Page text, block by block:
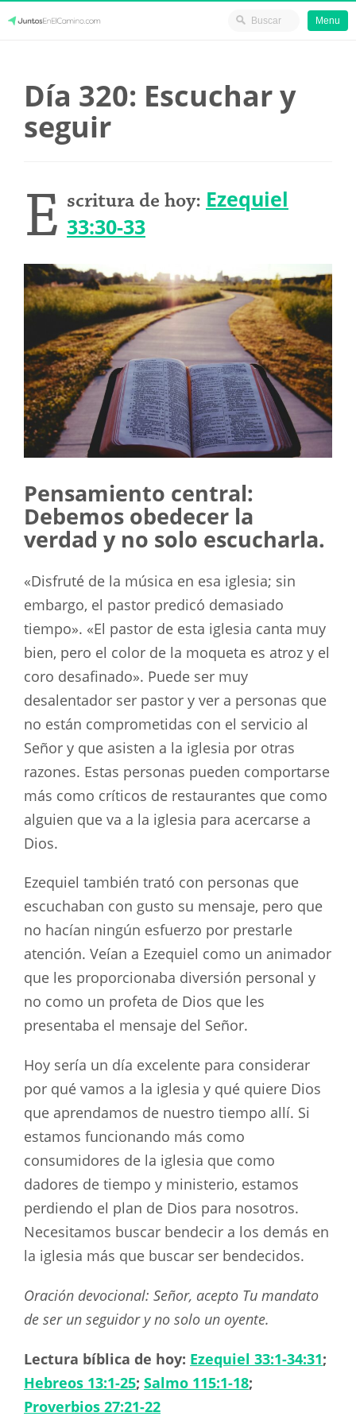
content
Menu
Día 320: Escuchar y
seguir
E scritura de hoy: Ezequiel
33:30-33
Pensamiento central:
Debemos obedecer la
verdad y no solo escucharla.
«Disfruté de la música en esa iglesia; sin
embargo, el pastor predicó demasiado
tiempo». «El pastor de esta iglesia canta muy
bien, pero el color de la moqueta es atroz y el
coro desafinado». Puede ser muy
desalentador ser pastor y ver a personas que
no están comprometidas con el servicio al
Señor y que asisten a la iglesia por otras
razones. Estas personas pueden comportarse
más como críticos de restaurantes que como
alguien que va a la iglesia para acercarse a
Dios.
Ezequiel también trató con personas que
escuchaban con gusto su mensaje, pero que
no hacían ningún esfuerzo por prestarle
atención. Veían a Ezequiel como un animador
que les proporcionaba diversión personal y
no como un profeta de Dios que les
presentaba el mensaje del Señor.
Hoy sería un día excelente para considerar
por qué vamos a la iglesia y qué quiere Dios
que aprendamos de nuestro tiempo allí. Si
estamos funcionando más como
consumidores de la iglesia que como
dadores de tiempo y ministerio, estamos
perdiendo el plan de Dios para nosotros.
Necesitamos buscar bendecir a los demás en
la iglesia más que buscar ser bendecidos.
Oración devocional: Señor, acepto Tu mandato
de ser un seguidor y no solo un oyente.
Lectura bíblica de hoy: Ezequiel 33:1-34:31;
Hebreos 13:1-25; Salmo 115:1-18;
Proverbios 27:21-22